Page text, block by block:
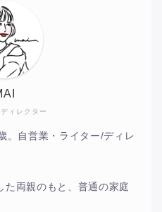
ィレクター
。自営業・ライター/ディレ
た両親のもと、普通の家庭